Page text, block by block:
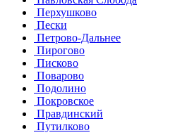
Перхушково
Пески
Петрово-Дальнее
Пирогово
Писково
Поварово
Подолино
Покровское
Правдинский
Путилково